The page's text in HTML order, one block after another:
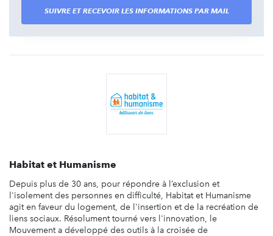
SUIVRE ET RECEVOIR LES INFORMATIONS PAR MAIL
Habitat et Humanisme
Depuis plus de 30 ans, pour répondre à l’exclusion et
l'isolement des personnes en difficulté, Habitat et Humanisme
agit en faveur du logement, de l'insertion et de la recréation de
liens sociaux. Résolument tourné vers l'innovation, le
Mouvement a développé des outils à la croisée de